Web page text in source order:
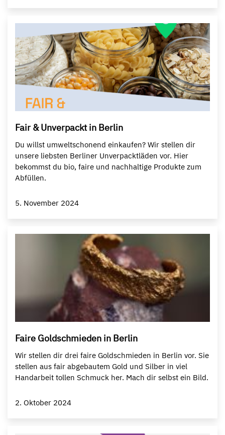
Fair & Unverpackt in Berlin
Du willst umweltschonend einkaufen? Wir stellen dir
unsere liebsten Berliner Unverpacktläden vor. Hier
bekommst du bio, faire und nachhaltige Produkte zum
Abfüllen.
5. November 2024
Faire Goldschmieden in Berlin
Wir stellen dir drei faire Goldschmieden in Berlin vor. Sie
stellen aus fair abgebautem Gold und Silber in viel
Handarbeit tollen Schmuck her. Mach dir selbst ein Bild.
2. Oktober 2024